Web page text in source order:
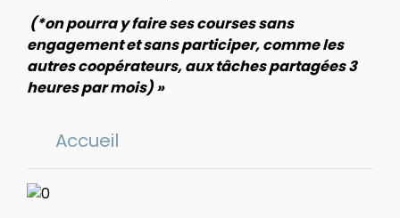
(*on pourra y faire ses courses sans
engagement et sans participer, comme les
autres coopérateurs, aux tâches partagées 3
heures par mois) »
Accueil